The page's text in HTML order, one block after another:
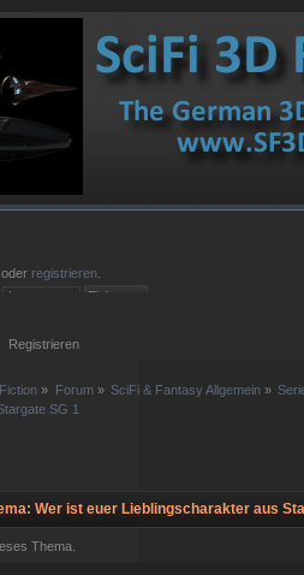
oder registrieren
Registrieren
» Forum» SciFi & Fantasy Allgemein »
SG 1
Wer ist euer Lieblingscharakter aus
Thema.